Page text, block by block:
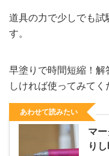
道具の力で少しでも試
す。
早塗りで時間短縮！
しければ使ってみてく
あわせて読みたい
マ
り